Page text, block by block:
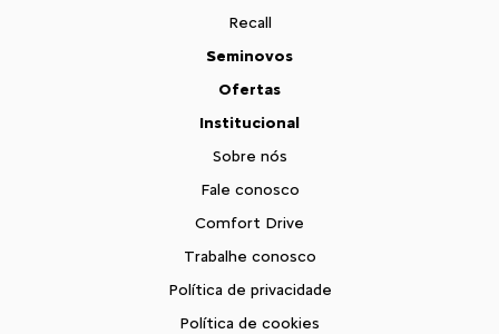
Recall
Seminovos
Ofertas
Institucional
Sobre nós
Fale conosco
Comfort Drive
Trabalhe conosco
Política de privacidade
Política de cookies